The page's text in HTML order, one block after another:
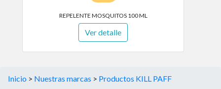
REPELENTE MOSQUITOS 100 ML
Ver detalle
Inicio > Nuestras marcas > Productos KILL PAFF